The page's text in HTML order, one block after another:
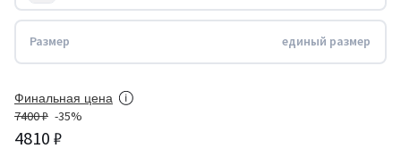
Размер единый размер
Финальная цена
7400 ₽ -35%
4810 ₽